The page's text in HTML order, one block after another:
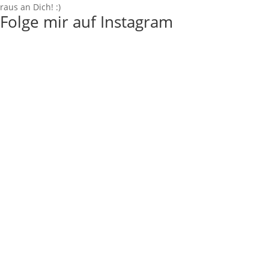
raus an Dich! :)
Folge mir auf Instagram